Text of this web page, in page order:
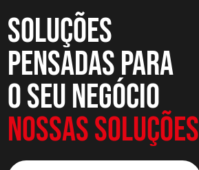
Soluções
pensadas para
o seu negócio
Nossas Soluções